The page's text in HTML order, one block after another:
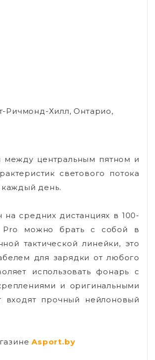
Ричмонд-Хилл, Онтарио,
центральным пятном и
светового потока
каждый день.
средних дистанциях в 100-
Pro можно брать с собой в
тактической линейки, это
для зарядки от любого
использовать фонарь с
и оригинальными
прочный нейлоновый
Asport.by